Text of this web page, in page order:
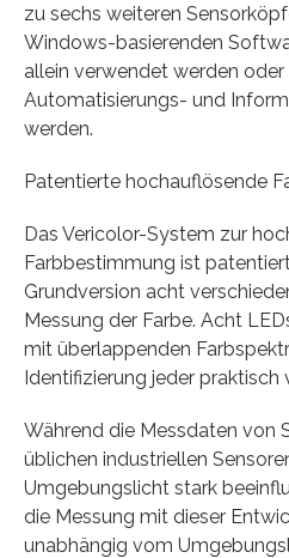
zu sechs weiteren
Windows-basierenden
allein verwendet werden oder
Automatisierungs- und
werden.
Patentierte hochauflösende
Das Vericolor-System zur
Farbbestimmung ist
Grundversion acht
Messung der Farbe. Acht
mit überlappenden
Identifizierung jeder praktisch
Während die Messdaten von
üblichen industriellen
Umgebungslicht stark
die Messung mit dieser
unabhängig vom